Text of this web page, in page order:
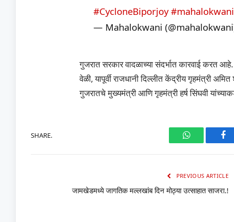
#CycloneBiporjoy #mahalokwani
— Mahalokwani
गुजरात सरकार वादळाच्या संदर्भात कारवाई करत
वेळी, यापूर्वी राजधानी दिल्लीत केंद्रीय गृहमंत्री
गुजरातचे मुख्यमंत्री आणि गृहमंत्री हर्ष सिंघवी
SHARE.
WhatsApp
PREVIOUS ARTICLE
जामखेडमध्ये जागतिक मल्लखांब दिन मोठ्या उत्साहात साजरा.!